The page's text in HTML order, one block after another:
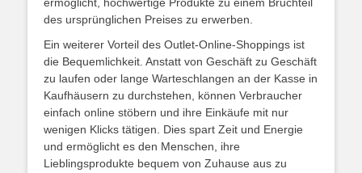
des ursprünglichen Preises zu erwerben.
Ein weiterer Vorteil des Outlet-Online-Shoppings ist
die Bequemlichkeit. Anstatt von Geschäft zu Geschäft
zu laufen oder lange Warteschlangen an der Kasse in
Kaufhäusern zu durchstehen, können Verbraucher
einfach online stöbern und ihre Einkäufe mit nur
wenigen Klicks tätigen. Dies spart Zeit und Energie
und ermöglicht es den Menschen, ihre
Lieblingsprodukte bequem von Zuhause aus zu